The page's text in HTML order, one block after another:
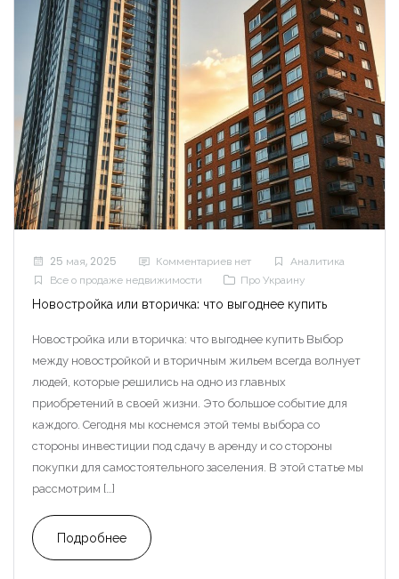
25 мая, 2025 Комментариев нет
Аналитика
Все о продаже недвижимости
Про Украину
Новостройка или вторичка: что выгоднее купить
Новостройка или вторичка: что выгоднее купить Выбор
между новостройкой и вторичным жильем всегда волнует
людей, которые решились на одно из главных
приобретений в своей жизни. Это большое событие для
каждого. Сегодня мы коснемся этой темы выбора со
стороны инвестиции под сдачу в аренду и со стороны
покупки для самостоятельного заселения. В этой статье мы
рассмотрим […]
Подробнее